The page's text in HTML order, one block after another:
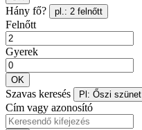
Hány fő? pl.: 2 felnőtt
Felnőtt
Gyerek
OK
Szavas keresés Pl: Őszi szünet
Cím vagy azonosító